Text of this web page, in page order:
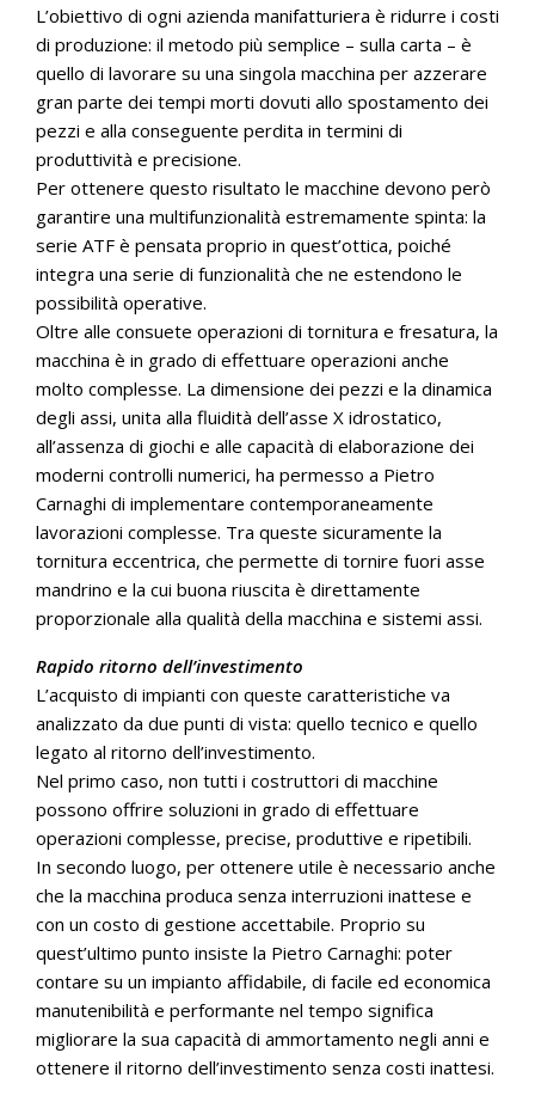
L’obiettivo di ogni azienda manifatturiera è ridurre i costi
di produzione: il metodo più semplice – sulla carta – è
quello di lavorare su una singola macchina per azzerare
gran parte dei tempi morti dovuti allo spostamento dei
pezzi e alla conseguente perdita in termini di
produttività e precisione.
Per ottenere questo risultato le macchine devono però
garantire una multifunzionalità estremamente spinta: la
serie ATF è pensata proprio in quest’ottica, poiché
integra una serie di funzionalità che ne estendono le
possibilità operative.
Oltre alle consuete operazioni di tornitura e fresatura, la
macchina è in grado di effettuare operazioni anche
molto complesse. La dimensione dei pezzi e la dinamica
degli assi, unita alla fluidità dell’asse X idrostatico,
all’assenza di giochi e alle capacità di elaborazione dei
moderni controlli numerici, ha permesso a Pietro
Carnaghi di implementare contemporaneamente
lavorazioni complesse. Tra queste sicuramente la
tornitura eccentrica, che permette di tornire fuori asse
mandrino e la cui buona riuscita è direttamente
proporzionale alla qualità della macchina e sistemi assi.
Rapido ritorno dell’investimento
L’acquisto di impianti con queste caratteristiche va
analizzato da due punti di vista: quello tecnico e quello
legato al ritorno dell’investimento.
Nel primo caso, non tutti i costruttori di macchine
possono offrire soluzioni in grado di effettuare
operazioni complesse, precise, produttive e ripetibili.
In secondo luogo, per ottenere utile è necessario anche
che la macchina produca senza interruzioni inattese e
con un costo di gestione accettabile. Proprio su
quest’ultimo punto insiste la Pietro Carnaghi: poter
contare su un impianto affidabile, di facile ed economica
manutenibilità e performante nel tempo significa
migliorare la sua capacità di ammortamento negli anni e
ottenere il ritorno dell’investimento senza costi inattesi.